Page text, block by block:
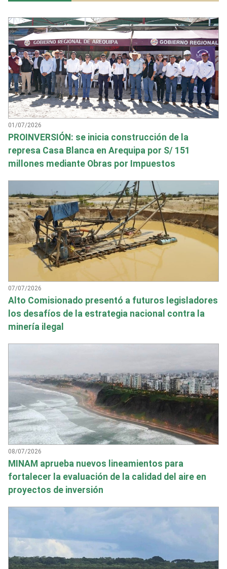
01/07/2026
PROINVERSIÓN: se inicia construcción de la
represa Casa Blanca en Arequipa por S/ 151
millones mediante Obras por Impuestos
07/07/2026
Alto Comisionado presentó a futuros legisladores
los desafíos de la estrategia nacional contra la
minería ilegal
08/07/2026
MINAM aprueba nuevos lineamientos para
fortalecer la evaluación de la calidad del aire en
proyectos de inversión